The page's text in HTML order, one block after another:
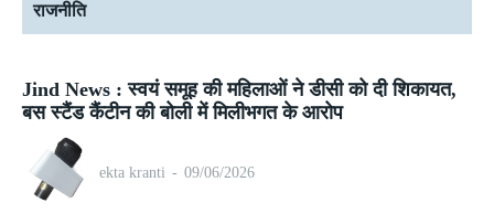
राजनीति
Jind News : स्वयं समूह की महिलाओं ने डीसी को दी शिकायत,
बस स्टैंड कैंटीन की बोली में मिलीभगत के आरोप
ekta kranti - 09/06/2026